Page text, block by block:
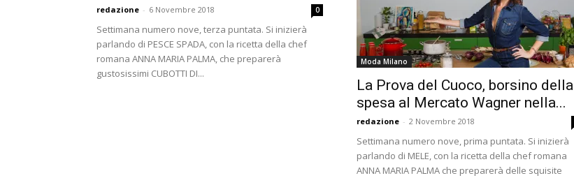
redazione - 6 Novembre 2018 0
Settimana numero nove, terza puntata. Si inizierà
parlando di PESCE SPADA, con la ricetta della chef
romana ANNA MARIA PALMA, che preparerà
gustosissimi CUBOTTI DI...
Moda Milano
La Prova del Cuoco, borsino della
spesa al Mercato Wagner nella...
redazione - 2 Novembre 2018
Settimana numero nove, prima puntata. Si inizierà
parlando di MELE, con la ricetta della chef romana
ANNA MARIA PALMA che preparerà delle squisite